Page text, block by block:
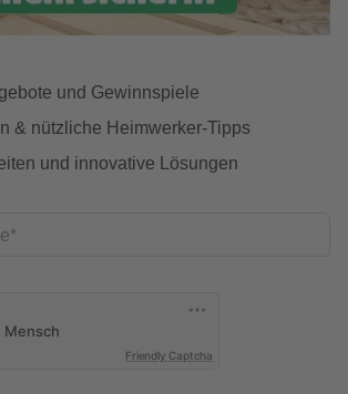
und Gewinnspiele
& nützliche Heimwerker-Tipps
und innovative Lösungen
Friendly Captcha